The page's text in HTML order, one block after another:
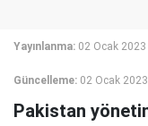
Yayınlanma: 02 Ocak
Güncelleme: 02 Ocak
Pakistan